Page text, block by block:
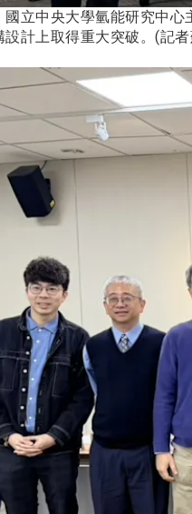
立中央大學氫能研究中心
計上取得重大突破。(記